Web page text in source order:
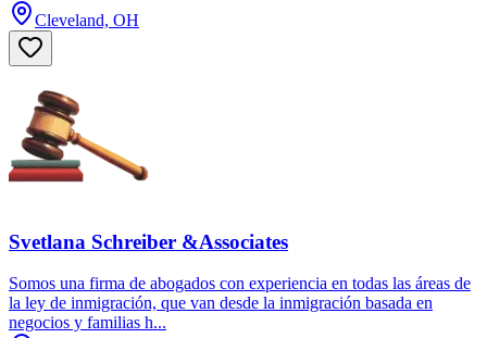
Cleveland, OH
Svetlana Schreiber &Associates
Somos una firma de abogados con experiencia en todas las áreas de
la ley de inmigración, que van desde la inmigración basada en
negocios y familias h...